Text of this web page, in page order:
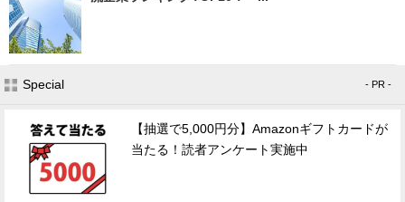
Special - PR -
【抽選で5,000円分】Amazonギフトカードが
当たる！読者アンケート実施中